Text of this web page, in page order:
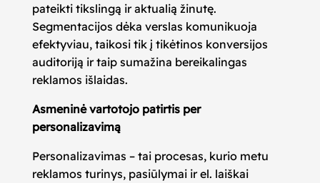
pateikti tikslingą ir aktualią žinutę.
Segmentacijos dėka verslas komunikuoja
efektyviau, taikosi tik į tikėtinos konversijos
auditoriją ir taip sumažina bereikalingas
reklamos išlaidas.
Asmeninė vartotojo patirtis per
personalizavimą
Personalizavimas – tai procesas, kurio metu
reklamos turinys, pasiūlymai ir el. laiškai